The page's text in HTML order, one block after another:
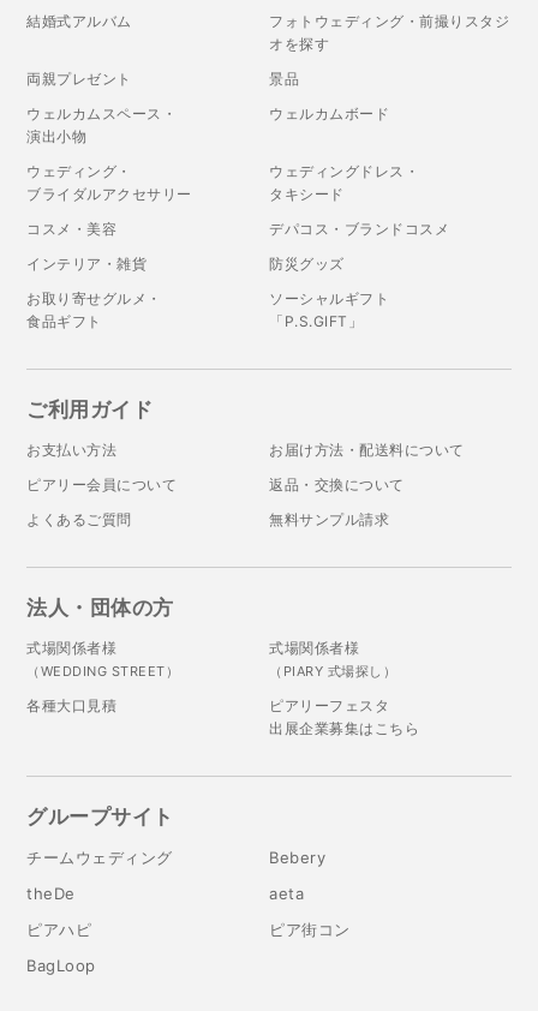
結婚式アルバム
フォトウェディング・前撮りスタジ
オを探す
両親プレゼント
景品
ウェルカムスペース・
演出小物
ウェルカムボード
ウェディング・
ブライダルアクセサリー
ウェディングドレス・
タキシード
コスメ・美容
デパコス・ブランドコスメ
インテリア・雑貨
防災グッズ
お取り寄せグルメ・
食品ギフト
ソーシャルギフト
「P.S.GIFT」
ご利用ガイド
お支払い方法
お届け方法・配送料について
ピアリー会員について
返品・交換について
よくあるご質問
無料サンプル請求
法人・団体の方
式場関係者様
（WEDDING STREET）
式場関係者様
（PIARY 式場探し）
各種大口見積
ピアリーフェスタ
出展企業募集はこちら
グループサイト
チームウェディング
Bebery
theDe
aeta
ピアハピ
ピア街コン
BagLoop